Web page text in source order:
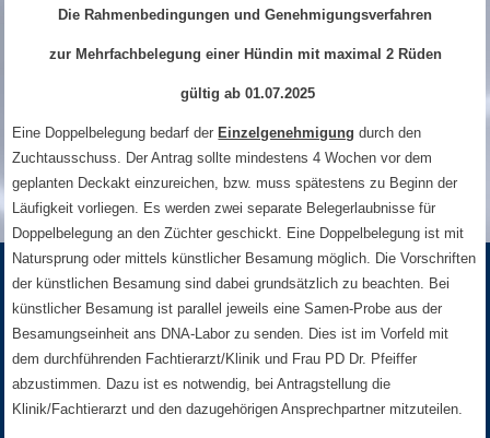
Die Rahmenbedingungen und Genehmigungsverfahren
zur Mehrfachbelegung einer Hündin mit maximal 2 Rüden
gültig ab 01.07.2025
Eine Doppelbelegung bedarf der Einzelgenehmigung durch den
Zuchtausschuss. Der Antrag sollte mindestens 4 Wochen vor dem
geplanten Deckakt einzureichen, bzw. muss spätestens zu Beginn der
Läufigkeit vorliegen. Es werden zwei separate Belegerlaubnisse für
Doppelbelegung an den Züchter geschickt. Eine Doppelbelegung ist mit
Natursprung oder mittels künstlicher Besamung möglich. Die Vorschriften
der künstlichen Besamung sind dabei grundsätzlich zu beachten. Bei
künstlicher Besamung ist parallel jeweils eine Samen-Probe aus der
Besamungseinheit ans DNA-Labor zu senden. Dies ist im Vorfeld mit
dem durchführenden Fachtierarzt/Klinik und Frau PD Dr. Pfeiffer
abzustimmen. Dazu ist es notwendig, bei Antragstellung die
Klinik/Fachtierarzt und den dazugehörigen Ansprechpartner mitzuteilen.